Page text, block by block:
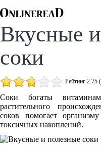
Вкусные
соки
Рейтинг 2.75
Соки богаты
растительного
соков помогает
токсичных накоплений.